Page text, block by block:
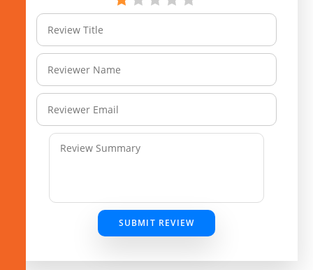
SUBMIT REVIEW